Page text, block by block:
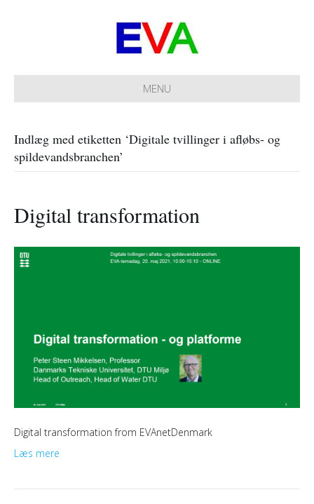
MENU
Indlæg med etiketten ‘Digitale tvillinger i afløbs- og
spildevandsbranchen’
Digital transformation
Digital transformation from EVAnetDenmark
Læs mere